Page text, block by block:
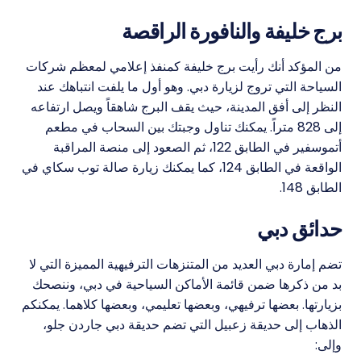
برج خليفة والنافورة الراقصة
من المؤكد أنك رأيت برج خليفة كمنفذ إعلامي لمعظم شركات
السياحة التي تروج لزيارة دبي. وهو أول ما يلفت انتباهك عند
النظر إلى أفق المدينة، حيث يقف البرج شاهقاً ويصل ارتفاعه
إلى 828 متراً. يمكنك تناول وجبتك بين السحاب في مطعم
أتموسفير في الطابق 122، ثم الصعود إلى منصة المراقبة
الواقعة في الطابق 124، كما يمكنك زيارة صالة توب سكاي في
الطابق 148.
حدائق دبي
تضم إمارة دبي العديد من المتنزهات الترفيهية المميزة التي لا
بد من ذكرها ضمن قائمة الأماكن السياحية في دبي، وننصحك
بزيارتها. بعضها ترفيهي، وبعضها تعليمي، وبعضها كلاهما. يمكنكم
الذهاب إلى حديقة زعبيل التي تضم حديقة دبي جاردن جلو،
وإلى: